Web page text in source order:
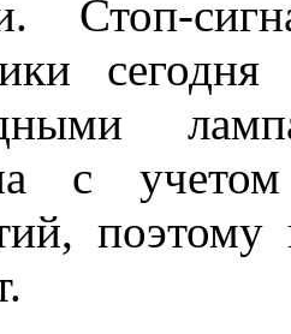
Стоп-
с